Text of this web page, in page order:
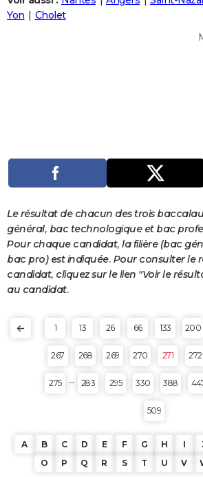
Destinations
City break
Voyage nature
Voyage de noces
Forum
Climat
+
PHOTO
PROGRAMME TV
S'inscrire
Se connecter
Lycées
Collèges
Primaires
Universités
Entreprises
Service militaire
Avis de recherche
AVIS DE DÉCÈS
FORUM
Bricolage
Lifestyle
Culture
Sport
Auto
Television
Voyage
Cinema
Yon
Cholet
Le résultat de chacun des trois
général, bac technologique et bac
Pour chaque candidat, la filière (bac
bac pro) est indiquée. Pour consulter le
candidat, cliquez sur le lien "Voir le
au candidat.
1 13 26 66 133 200
267 268 269 270 271 272
275 ... 283 295 330 388
509
A B C D E F G H I
O
P Q R S T U V